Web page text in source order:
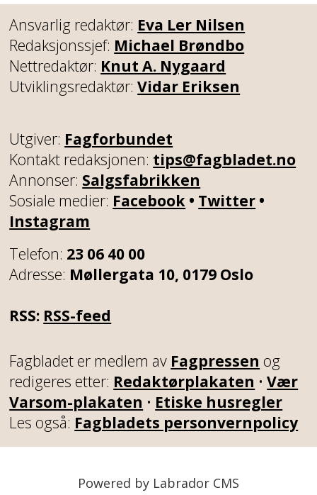
Ansvarlig redaktør: Eva Ler Nilsen
Redaksjonssjef: Michael Brøndbo
Nettredaktør: Knut A. Nygaard
Utviklingsredaktør:Vidar Eriksen
Utgiver: Fagforbundet
Kontakt redaksjonen: tips@fagbladet.no
Annonser: Salgsfabrikken
Sosiale medier: Facebook • Twitter •
Instagram
Telefon: 23 06 40 00
Adresse: Møllergata 10, 0179 Oslo
RSS: RSS-feed
Fagbladet er medlem av Fagpressen og
redigeres etter: Redaktørplakaten • Vær
Varsom-plakaten • Etiske husregler
Les også: Fagbladets personvernpolicy
Powered by Labrador CMS